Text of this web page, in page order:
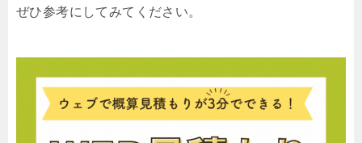
ぜひ参考にしてみてください。